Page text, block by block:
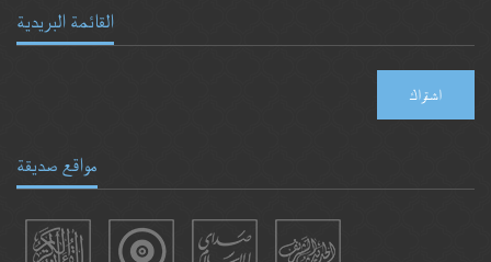
القائمة البريدية
اشتراك
مواقع صديقة